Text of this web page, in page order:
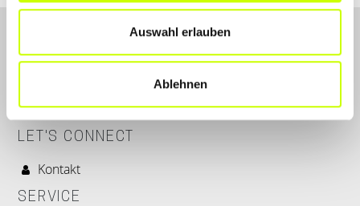
Auswahl erlauben
Ablehnen
LET'S CONNECT
Kontakt
SERVICE